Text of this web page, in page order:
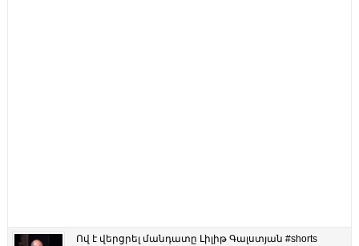
Ով է վերցրել մանդատը Լիլիթ Գալստյան #shorts